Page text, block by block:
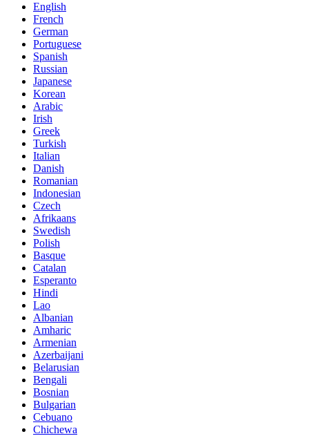
English
French
German
Portuguese
Spanish
Russian
Japanese
Korean
Arabic
Irish
Greek
Turkish
Italian
Danish
Romanian
Indonesian
Czech
Afrikaans
Swedish
Polish
Basque
Catalan
Esperanto
Hindi
Lao
Albanian
Amharic
Armenian
Azerbaijani
Belarusian
Bengali
Bosnian
Bulgarian
Cebuano
Chichewa